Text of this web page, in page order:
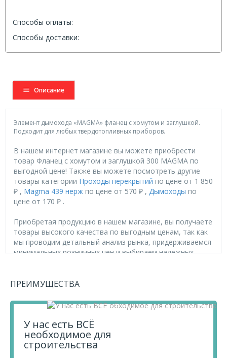
Способы оплаты:
Способы доставки:
Описание
Элемент дымохода «MAGMA» фланец с хомутом и заглушкой.
Подходит для любых твердотопливных приборов.
В нашем интернет магазине вы можете приобрести
товар Фланец с хомутом и заглушкой 300 MAGMA по
выгодной цене! Также вы можете посмотреть другие
товары категории Проходы перекрытий по цене от 1 850
₽ , Magma 439 нерж по цене от 570 ₽ , Дымоходы по
цене от 170 ₽ .
Приобретая продукцию в нашем магазине, вы получаете
товары высокого качества по выгодным ценам, так как
мы проводим детальный анализ рынка, придерживаемся
минимальных розничных цен и выбираем надежных
MAGMA, перенесите его в «Корзину» и оформите свой
Если у вас остались вопросы, вы можете задать их по
или в онлайн-чате прямо на
сайте.
ПРЕИМУЩЕСТВА
У нас есть ВСЁ
необходимое для
строительства